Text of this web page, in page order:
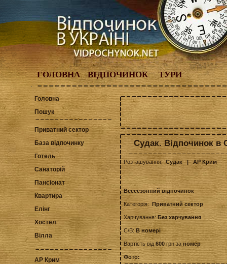
ГОЛОВНА ВІДПОЧИНОК ТУРИ
Головна
Пошук
Приватний сектор
База відпочинку
Готель
Санаторій
Пансіонат
Квартира
Елінг
Хостел
Вілла
АР Крим
Судак. Відпочинок в
Розташування:Судак | АР Крим
Всесезонний відпочинок
Категорія: Приватний сектор
Харчування: Без харчування
С/В: В номері
Вартість від600 грн за номер
Фото: